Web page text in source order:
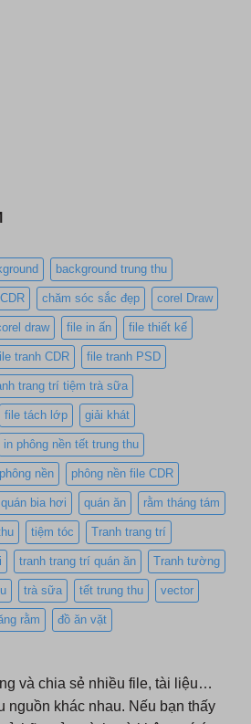
background trung thu
CDR chăm sóc sắc đẹp corel Draw
draw file in ấn file thiết kế
tranh CDR file tranh PSD
trang trí tiệm trà sữa
file tách lớp giải khát
in phông nền tết trung thu
phông nền phông nền file CDR
quán bia hơi quán ăn rằm tháng tám
tiệm tóc Tranh trang trí
tranh trang trí quán ăn Tranh tường
trà sữa tết trung thu vector
rằm đồ ăn vặt
và chia sẻ nhiều file, tài liệu…
khác nhau. Nếu bạn thấy